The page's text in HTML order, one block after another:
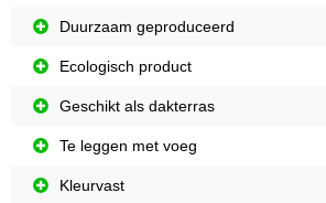
Duurzaam geproduceerd
Ecologisch product
Geschikt als dakterras
Te leggen met voeg
Kleurvast